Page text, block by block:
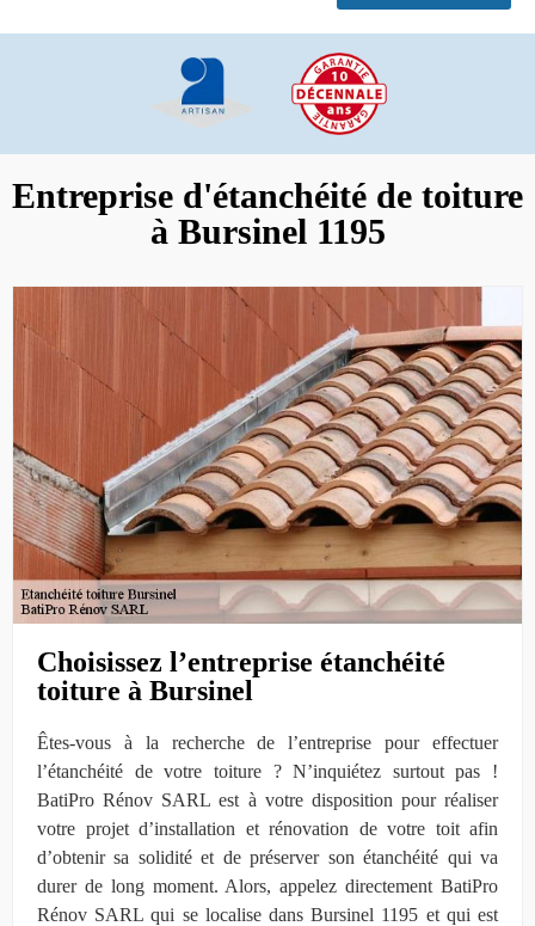
Entreprise d'étanchéité de toiture
à Bursinel 1195
Choisissez l’entreprise étanchéité
toiture à Bursinel
Êtes-vous à la recherche de l’entreprise pour effectuer
l’étanchéité de votre toiture ? N’inquiétez surtout pas !
BatiPro Rénov SARL est à votre disposition pour réaliser
votre projet d’installation et rénovation de votre toit afin
d’obtenir sa solidité et de préserver son étanchéité qui va
durer de long moment. Alors, appelez directement BatiPro
Rénov SARL qui se localise dans Bursinel 1195 et qui est